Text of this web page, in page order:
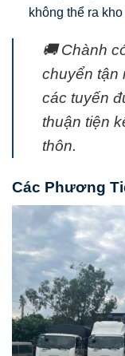
không thể ra kho
🚚 Chành
chuyển tận
các tuyến
thuận tiện
thôn.
Các Phương